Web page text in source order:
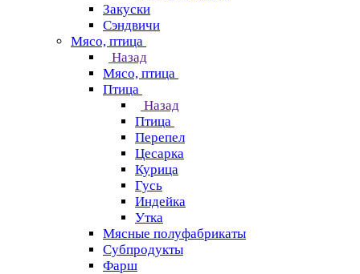
Закуски
Сэндвичи
Мясо, птица
Назад
Мясо, птица
Птица
Назад
Птица
Перепел
Цесарка
Курица
Гусь
Индейка
Утка
Мясные полуфабрикаты
Субпродукты
Фарш